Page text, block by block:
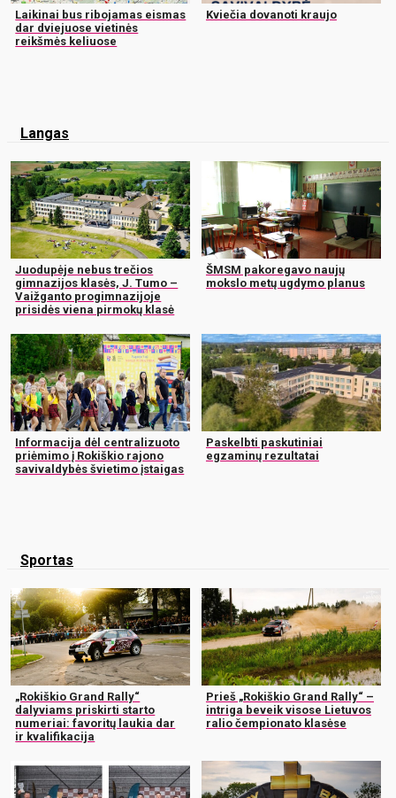
Laikinai bus ribojamas eismas
dar dviejuose vietinės
reikšmės keliuose
Kviečia dovanoti kraujo
Langas
Juodupėje nebus trečios
gimnazijos klasės, J. Tumo –
Vaižganto progimnazijoje
prisidės viena pirmokų klasė
ŠMSM pakoregavo naujų
mokslo metų ugdymo planus
Informacija dėl centralizuoto
priėmimo į Rokiškio rajono
savivaldybės švietimo įstaigas
Paskelbti paskutiniai
egzaminų rezultatai
Sportas
„Rokiškio Grand Rally“
dalyviams priskirti starto
numeriai: favoritų laukia dar
ir kvalifikacija
Prieš „Rokiškio Grand Rally“ –
intriga beveik visose Lietuvos
ralio čempionato klasėse